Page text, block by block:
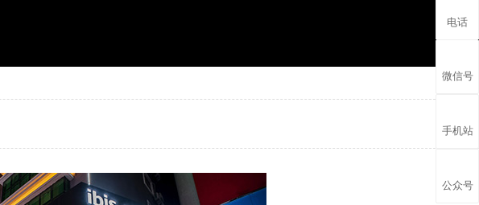
电话
微信号
手机站
公众号